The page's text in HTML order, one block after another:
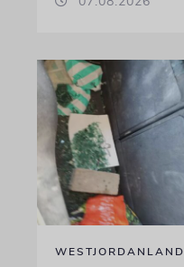
WESTJORDANLAND